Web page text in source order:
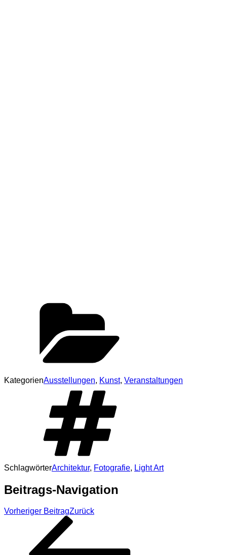
KategorienAusstellungen, Kunst, Veranstaltungen
SchlagwörterArchitektur, Fotografie, Light Art
Beitrags-Navigation
Vorheriger BeitragZurück